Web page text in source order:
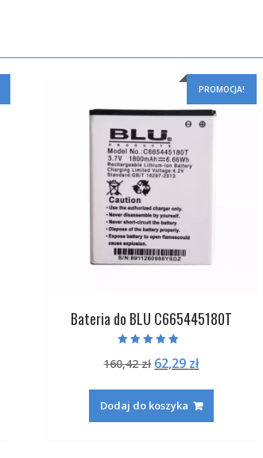
PROMOCJA!
Bateria do BLU C665445180T
4.50
na 5
160,42zł Pierwotna
wynosiła:
160,42 zł.
62,29 złAktualna
62,29 zł.
Dodaj do koszyka